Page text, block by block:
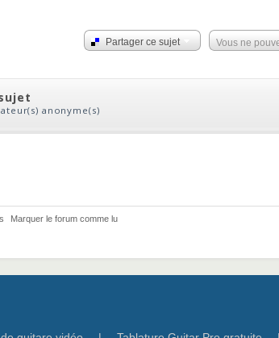
Vous ne
Partager ce sujet
anonyme(s)
Marquer le forum comme lu